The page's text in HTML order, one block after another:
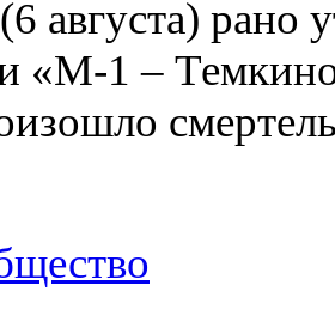
августа) рано
«М-1 –